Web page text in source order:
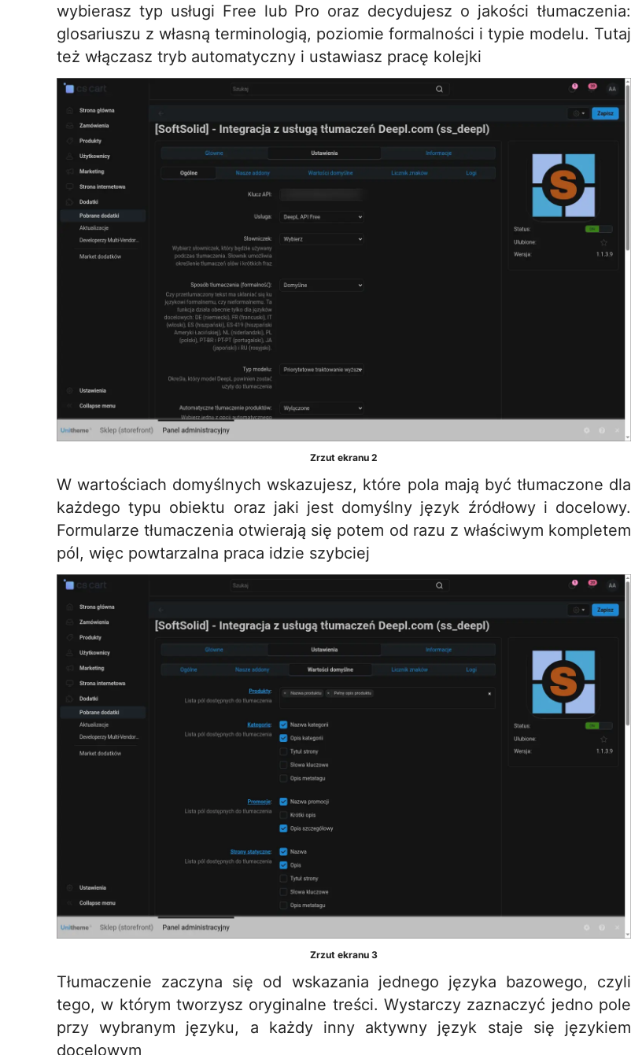
wybierasz typ usługi Free lub Pro oraz decydujesz o jakości tłumaczenia:
glosariuszu z własną terminologią, poziomie formalności i typie modelu. Tutaj
też włączasz tryb automatyczny i ustawiasz pracę kolejki
Zrzut ekranu 2
W wartościach domyślnych wskazujesz, które pola mają być tłumaczone dla
każdego typu obiektu oraz jaki jest domyślny język źródłowy i docelowy.
Formularze tłumaczenia otwierają się potem od razu z właściwym kompletem
pól, więc powtarzalna praca idzie szybciej
Zrzut ekranu 3
Tłumaczenie zaczyna się od wskazania jednego języka bazowego, czyli
tego, w którym tworzysz oryginalne treści. Wystarczy zaznaczyć jedno pole
przy wybranym języku, a każdy inny aktywny język staje się językiem
docelowym